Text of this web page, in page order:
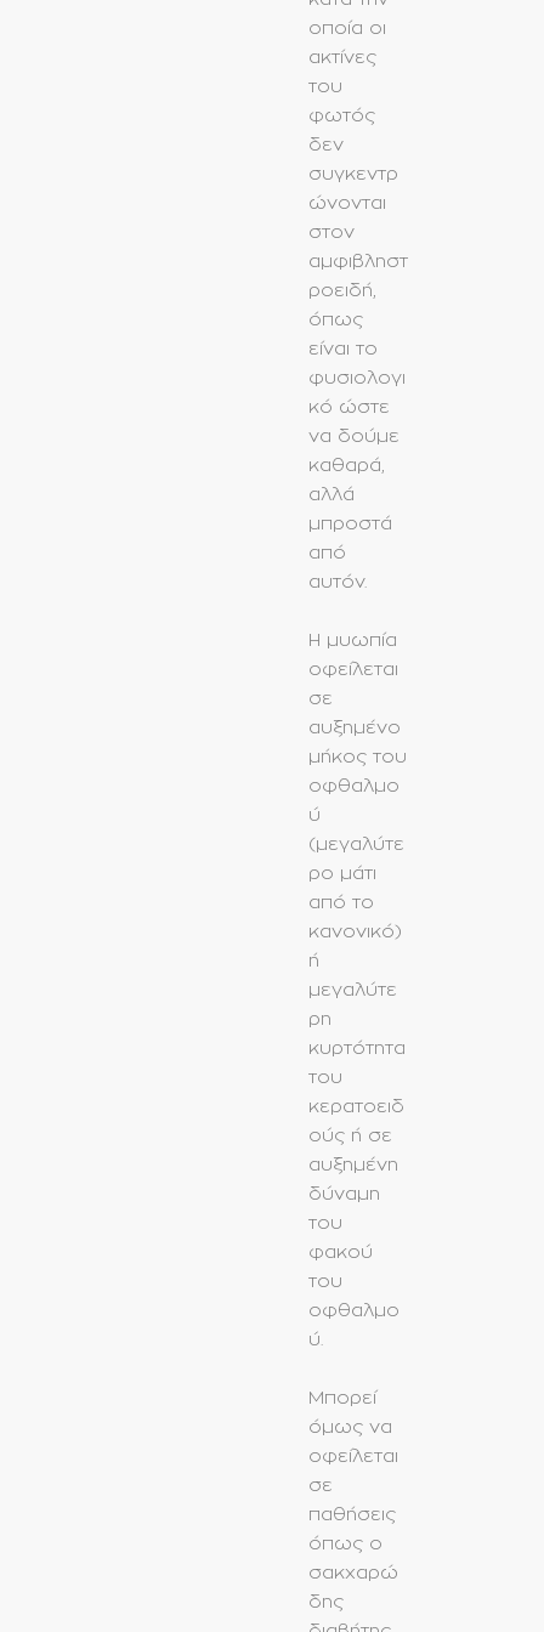
οποία οι
ακτίνες
του
φωτός
δεν
συγκεντρ
ώνονται
στον
αμφιβληστ
ροειδή,
όπως
είναι το
φυσιολογι
κό ώστε
να δούμε
καθαρά,
αλλά
μπροστά
από
αυτόν.
Η μυωπία
οφείλεται
σε
αυξημένο
μήκος του
οφθαλμο
ύ
(μεγαλύτε
ρο μάτι
από το
κανονικό)
ή
μεγαλύτε
ρη
κυρτότητα
του
κερατοειδ
ούς ή σε
αυξημένη
δύναμη
του
φακού
του
οφθαλμο
ύ.
Μπορεί
όμως να
οφείλεται
σε
παθήσεις
όπως ο
σακχαρώ
δης